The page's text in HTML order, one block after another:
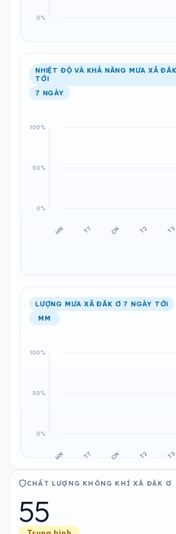
NHIỆT ĐỘ VÀ KHẢ NĂNG MƯA XÃ
TỚI
7 NGÀY
LƯỢNG MƯA XÃ ĐĂK Ơ 7 NGÀY TỚI
MM
CHẤT LƯỢNG KHÔNG KHÍ XÃ ĐĂK Ơ
55